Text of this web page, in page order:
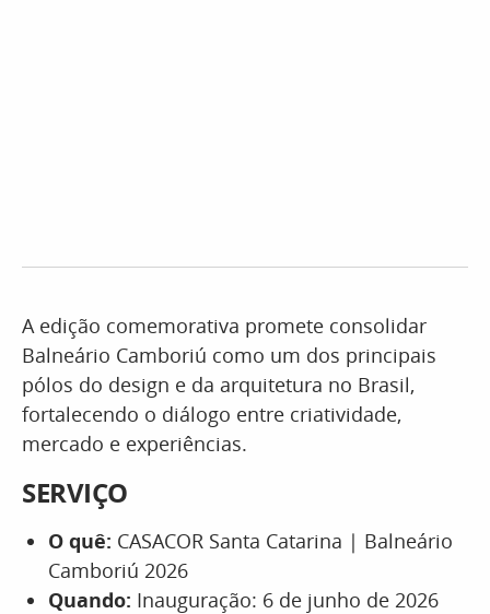
A edição comemorativa promete consolidar
Balneário Camboriú como um dos principais
pólos do design e da arquitetura no Brasil,
fortalecendo o diálogo entre criatividade,
mercado e experiências.
SERVIÇO
O quê: CASACOR Santa Catarina | Balneário
Camboriú 2026
Quando: Inauguração: 6 de junho de 2026